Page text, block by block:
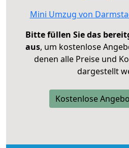
Mini Umzug von
Bitte füllen Sie das
aus, um kostenlose
denen alle Preise und
dargestellt
Kostenlose